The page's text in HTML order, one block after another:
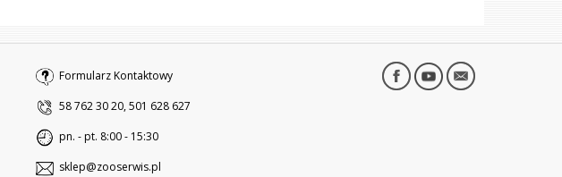
Formularz Kontaktowy
58 762 30 20, 501 628 627
pn. - pt. 8:00 - 15:30
sklep@zooserwis.pl